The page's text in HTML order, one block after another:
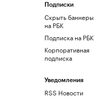
Подписки
Скрыть баннеры
на РБК
Подписка на РБК
Корпоративная
подписка
Уведомления
RSS Новости